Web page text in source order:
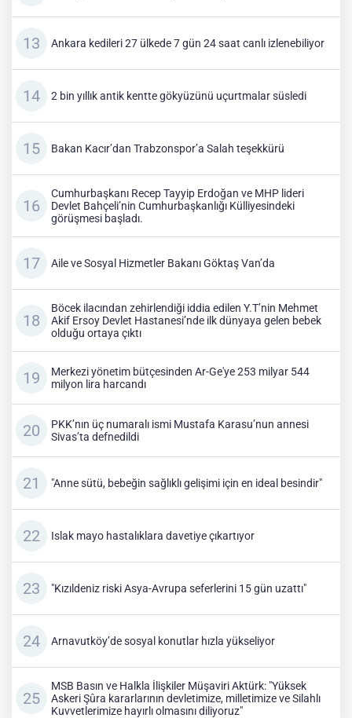
Ankara kedileri 27 ülkede 7 gün 24 saat canlı izlenebiliyor
2 bin yıllık antik kentte gökyüzünü uçurtmalar süsledi
Bakan Kacır’dan Trabzonspor’a Salah teşekkürü
Cumhurbaşkanı Recep Tayyip Erdoğan ve MHP lideri
Devlet Bahçeli’nin Cumhurbaşkanlığı Külliyesindeki
görüşmesi başladı.
Aile ve Sosyal Hizmetler Bakanı Göktaş Van’da
Böcek ilacından zehirlendiği iddia edilen Y.T’nin Mehmet
Akif Ersoy Devlet Hastanesi’nde ilk dünyaya gelen bebek
olduğu ortaya çıktı
Merkezi yönetim bütçesinden Ar-Ge'ye 253 milyar 544
milyon lira harcandı
PKK’nın üç numaralı ismi Mustafa Karasu’nun annesi
Sivas’ta defnedildi
"Anne sütü, bebeğin sağlıklı gelişimi için en ideal besindir"
Islak mayo hastalıklara davetiye çıkartıyor
"Kızıldeniz riski Asya-Avrupa seferlerini 15 gün uzattı"
Arnavutköy’de sosyal konutlar hızla yükseliyor
MSB Basın ve Halkla İlişkiler Müşaviri Aktürk: "Yüksek
Askeri Şûra kararlarının devletimize, milletimize ve Silahlı
Kuvvetlerimize hayırlı olmasını diliyoruz"